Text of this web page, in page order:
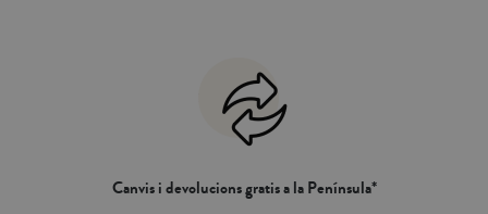
Canvis i devolucions gratis a la Península*